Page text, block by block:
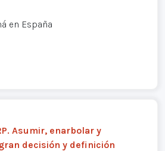
en España
Asumir, enarbolar y
decisión y definición